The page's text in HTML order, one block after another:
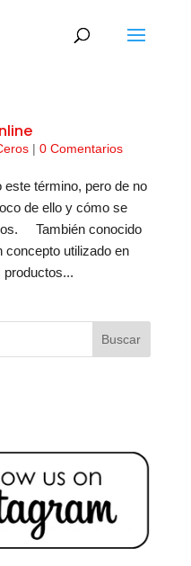
| 0 Comentarios
término, pero de no
de ello y cómo se
También conocido
concepto utilizado en
productos...